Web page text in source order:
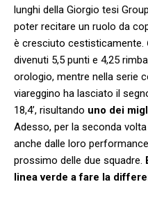
lunghi della Giorgio tesi
poter recitare un ruolo da
è cresciuto cestisticamente.
divenuti 5,5 punti e 4,25
orologio, mentre nella serie
viareggino ha lasciato il
18,4’, risultando uno dei
Adesso, per la seconda
anche dalle loro
prossimo delle due squadre.
linea verde a fare la